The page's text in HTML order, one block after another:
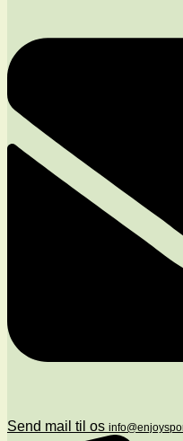
Send mail til os